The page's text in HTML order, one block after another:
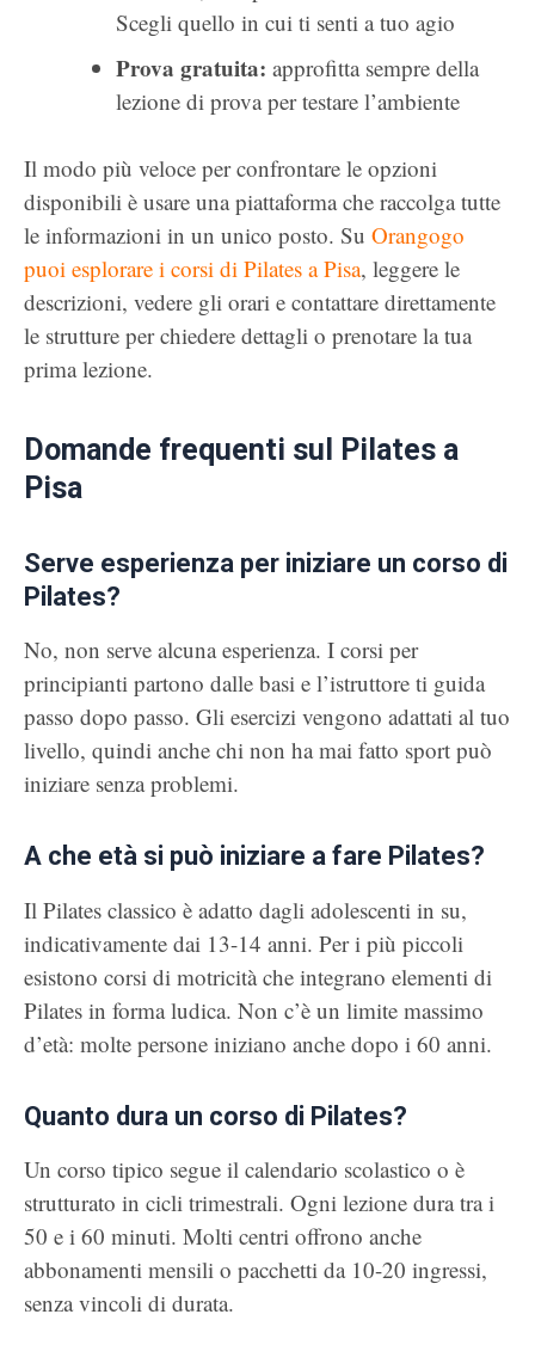
Scegli quello in cui ti senti a tuo agio
Prova gratuita: approfitta sempre della
lezione di prova per testare l’ambiente
Il modo più veloce per confrontare le opzioni
disponibili è usare una piattaforma che raccolga tutte
le informazioni in un unico posto. Su Orangogo
puoi esplorare i corsi di Pilates a Pisa, leggere le
descrizioni, vedere gli orari e contattare direttamente
le strutture per chiedere dettagli o prenotare la tua
prima lezione.
Domande frequenti sul Pilates a
Pisa
Serve esperienza per iniziare un corso di
Pilates?
No, non serve alcuna esperienza. I corsi per
principianti partono dalle basi e l’istruttore ti guida
passo dopo passo. Gli esercizi vengono adattati al tuo
livello, quindi anche chi non ha mai fatto sport può
iniziare senza problemi.
A che età si può iniziare a fare Pilates?
Il Pilates classico è adatto dagli adolescenti in su,
indicativamente dai 13-14 anni. Per i più piccoli
esistono corsi di motricità che integrano elementi di
Pilates in forma ludica. Non c’è un limite massimo
d’età: molte persone iniziano anche dopo i 60 anni.
Quanto dura un corso di Pilates?
Un corso tipico segue il calendario scolastico o è
strutturato in cicli trimestrali. Ogni lezione dura tra i
50 e i 60 minuti. Molti centri offrono anche
abbonamenti mensili o pacchetti da 10-20 ingressi,
senza vincoli di durata.